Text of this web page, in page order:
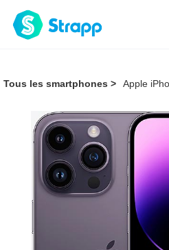
Tous les smartphones > Apple